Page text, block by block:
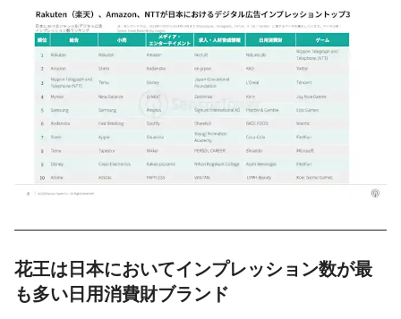
花王は日本においてインプレッション数が最
も多い日用消費財ブランド